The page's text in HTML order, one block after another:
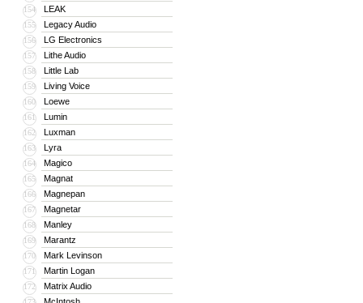
154 LEAK
155 Legacy Audio
156 LG Electronics
157 Lithe Audio
158 Little Lab
159 Living Voice
160 Loewe
161 Lumin
162 Luxman
163 Lyra
164 Magico
165 Magnat
166 Magnepan
167 Magnetar
168 Manley
169 Marantz
170 Mark Levinson
171 Martin Logan
172 Matrix Audio